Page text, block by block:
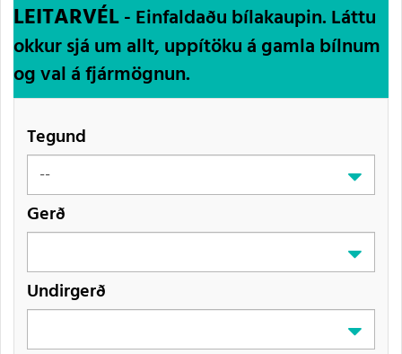
LEITARVÉL- Einfaldaðu bílakaupin. Láttu
okkur sjá um allt, uppítöku á gamla bílnum
og val á fjármögnun.
Tegund
Gerð
Undirgerð